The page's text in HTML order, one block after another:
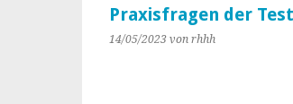
Praxisfragen der
14/05/2023 von rhhh